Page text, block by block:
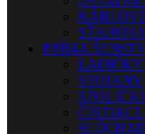
LADIČKY
STOJANY